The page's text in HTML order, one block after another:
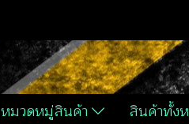
หมวดหมู่สินค้า สินค้าทั้ง